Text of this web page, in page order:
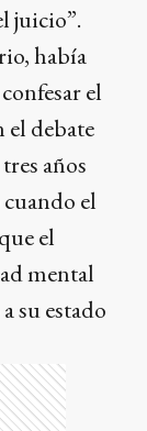
juicio”.
había
el
el debate
años
el
el
mental
su estado